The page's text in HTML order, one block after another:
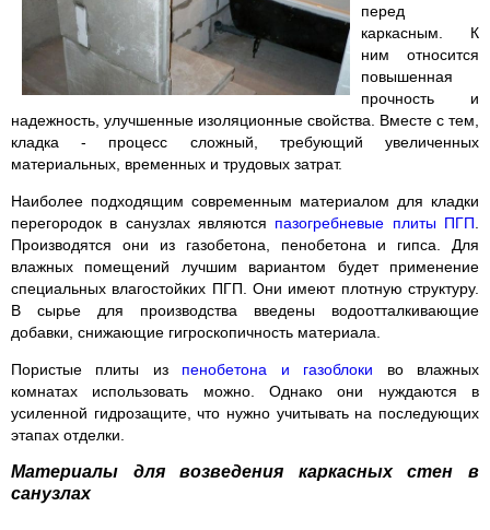
перед
каркасным. К
ним относится
повышенная
прочность и
надежность, улучшенные изоляционные свойства. Вместе с тем,
кладка - процесс сложный, требующий увеличенных
материальных, временных и трудовых затрат.
Наиболее подходящим современным материалом для кладки
перегородок в санузлах являются пазогребневые плиты ПГП
Производятся они из газобетона, пенобетона и гипса. Для
влажных помещений лучшим вариантом будет применение
специальных влагостойких ПГП. Они имеют плотную структуру.
В сырье для производства введены водоотталкивающие
добавки, снижающие гигроскопичность материала.
Пористые плиты из пенобетона и газоблоки во влажных
комнатах использовать можно. Однако они нуждаются в
усиленной гидрозащите, что нужно учитывать на последующих
этапах отделки.
Материалы для возведения каркасных стен в
санузлах